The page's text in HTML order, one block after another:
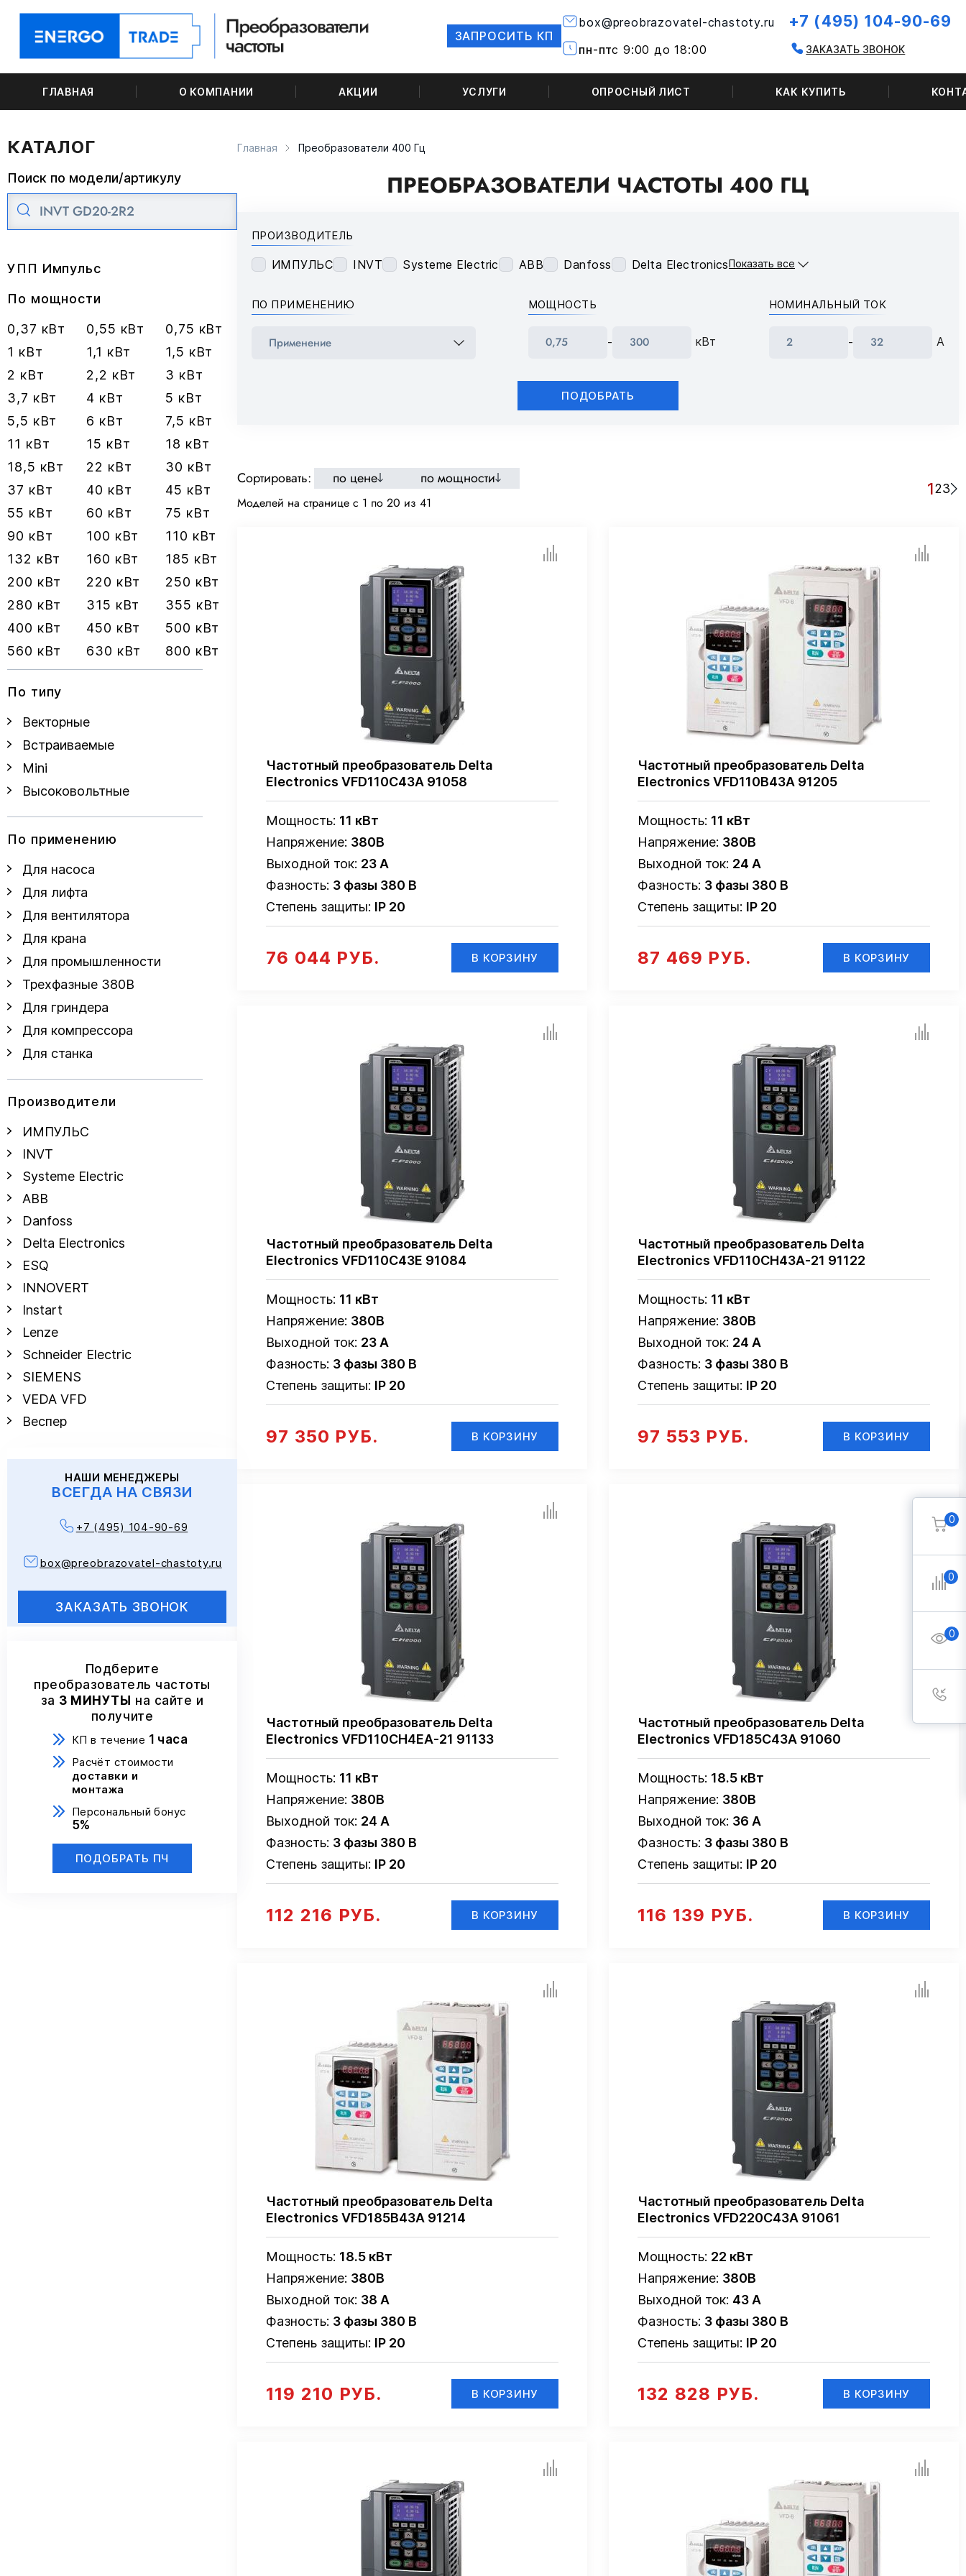
ЗАПРОСИТЬ КП
box@preobrazovatel-chastoty.ru +7 (495) 104-90-69
пн-птс 9:00 до 18:00 ЗАКАЗАТЬ ЗВОНОК
ГЛАВНАЯ О КОМПАНИИ АКЦИИ УСЛУГИ ОПРОСНЫЙ ЛИСТ КАК КУПИТЬ
КАТАЛОГ Главная Преобразователи 400 Гц
Поиск по модели/артикулу
УПП Импульс
По мощности
0,37 кВт
0,55 кВт
0,75 кВт
1 кВт
1,1 кВт
1,5 кВт
2 кВт
2,2 кВт
3 кВт
3,7 кВт
4 кВт
5 кВт
5,5 кВт
6 кВт
7,5 кВт
11 кВт
15 кВт
18 кВт
18,5 кВт
22 кВт
30 кВт
37 кВт
40 кВт
45 кВт
55 кВт
60 кВт
75 кВт
90 кВт
100 кВт
110 кВт
132 кВт
160 кВт
185 кВт
200 кВт
220 кВт
250 кВт
280 кВт
315 кВт
355 кВт
400 кВт
450 кВт
500 кВт
560 кВт
630 кВт 800 кВт
По типу
Векторные
Встраиваемые
Mini
Высоковольтные
По применению
Для насоса
Для лифта
Для вентилятора
Для крана
Для промышленности
Трехфазные 380В
Для гриндера
Для компрессора
Для станка
Производители
ИМПУЛЬС
INVT
Systeme Electric
ABB
Danfoss
Delta Electronics
ESQ
INNOVERT
Instart
Lenze
Schneider Electric
SIEMENS
VEDA VFD
Веспер
НАШИ МЕНЕДЖЕРЫ
ВСЕГДА НА СВЯЗИ
+7 (495) 104-90-69
box@preobrazovatel-chastoty.ru
ЗАКАЗАТЬ ЗВОНОК
Подберите
преобразователь частоты
за 3 МИНУТЫ на сайте и
получите
КП в течение 1 часа
Расчёт стоимости
доставки и
монтажа
Персональный бонус
5%
ПОДОБРАТЬ ПЧ
ПРЕОБРАЗОВАТЕЛИ ЧАСТОТЫ 400 ГЦ
ПРОИЗВОДИТЕЛЬ
ИМПУЛЬС INVT Systeme Electric ABB Danfoss Delta ElectronicsПоказать все
ПО ПРИМЕНЕНИЮ МОЩНОСТЬ
- кВт
НОМИНАЛЬНЫЙ ТОК
- A
ПОДОБРАТЬ
Сортировать: по цене по мощности
Моделей на странице c 1 по 20 из 41
123
Частотный преобразователь Delta
Electronics VFD110C43A 91058
Мощность: 11 кВт
Напряжение: 380В
Выходной ток: 23 А
Фазность: 3 фазы 380 В
Степень защиты: IP 20
76 044 РУБ. В КОРЗИНУ
Частотный преобразователь Delta
Electronics VFD110B43A 91205
Мощность: 11 кВт
Напряжение: 380В
Выходной ток: 24 А
Фазность: 3 фазы 380 В
Степень защиты: IP 20
87 469 РУБ. В КОРЗИНУ
Частотный преобразователь Delta
Electronics VFD110C43E 91084
Мощность: 11 кВт
Напряжение: 380В
Выходной ток: 23 А
Фазность: 3 фазы 380 В
Степень защиты: IP 20
97 350 РУБ. В КОРЗИНУ
Частотный преобразователь Delta
Electronics VFD110CH43A-21 91122
Мощность: 11 кВт
Напряжение: 380В
Выходной ток: 24 А
Фазность: 3 фазы 380 В
Степень защиты: IP 20
97 553 РУБ. В КОРЗИНУ
Частотный преобразователь Delta
Electronics VFD110CH4EA-21 91133
Мощность: 11 кВт
Напряжение: 380В
Выходной ток: 24 А
Фазность: 3 фазы 380 В
Степень защиты: IP 20
112 216 РУБ. В КОРЗИНУ
Частотный преобразователь Delta
Electronics VFD185C43A 91060
Мощность: 18.5 кВт
Напряжение: 380В
Выходной ток: 36 А
Фазность: 3 фазы 380 В
Степень защиты: IP 20
116 139 РУБ. В КОРЗИНУ
Частотный преобразователь Delta
Electronics VFD185B43A 91214
Мощность: 18.5 кВт
Напряжение: 380В
Выходной ток: 38 А
Фазность: 3 фазы 380 В
Степень защиты: IP 20
119 210 РУБ. В КОРЗИНУ
Частотный преобразователь Delta
Electronics VFD220C43A 91061
Мощность: 22 кВт
Напряжение: 380В
Выходной ток: 43 А
Фазность: 3 фазы 380 В
Степень защиты: IP 20
132 828 РУБ. В КОРЗИНУ
0
0
0